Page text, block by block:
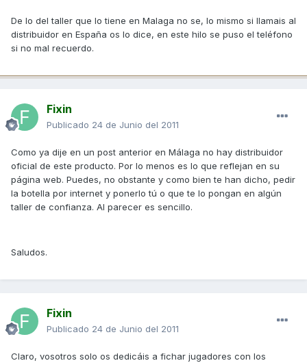
De lo del taller que lo tiene en Malaga no se, lo mismo si llamais al
distribuidor en España os lo dice, en este hilo se puso el teléfono
si no mal recuerdo.
Fixin
Publicado 24 de Junio del 2011
Como ya dije en un post anterior en Málaga no hay distribuidor
oficial de este producto. Por lo menos es lo que reflejan en su
página web. Puedes, no obstante y como bien te han dicho, pedir
la botella por internet y ponerlo tú o que te lo pongan en algún
taller de confianza. Al parecer es sencillo.
Saludos.
Fixin
Publicado 24 de Junio del 2011
Claro, vosotros solo os dedicáis a fichar jugadores con los